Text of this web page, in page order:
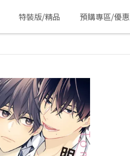
特裝版/精品 預購專區/優